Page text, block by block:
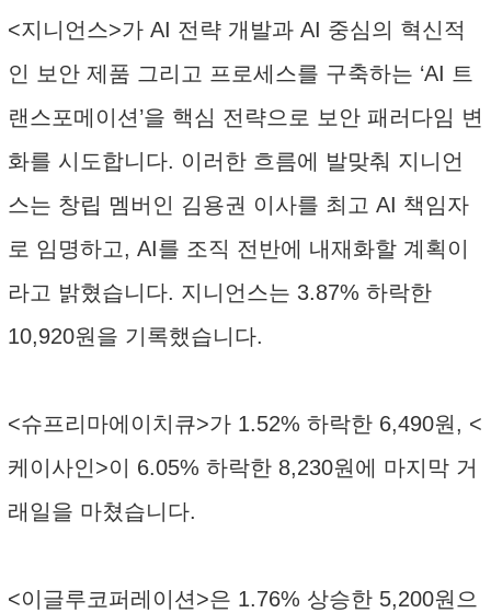
<지니언스>가 AI 전략 개발과 AI 중심의 혁신적
인 보안 제품 그리고 프로세스를 구축하는 ‘AI 트
랜스포메이션’을 핵심 전략으로 보안 패러다임 변
화를 시도합니다. 이러한 흐름에 발맞춰 지니언
스는 창립 멤버인 김용권 이사를 최고 AI 책임자
로 임명하고, AI를 조직 전반에 내재화할 계획이
라고 밝혔습니다. 지니언스는 3.87% 하락한
10,920원을 기록했습니다.
<슈프리마에이치큐>가 1.52% 하락한 6,490원, <
케이사인>이 6.05% 하락한 8,230원에 마지막 거
래일을 마쳤습니다.
<이글루코퍼레이션>은 1.76% 상승한 5,200원으